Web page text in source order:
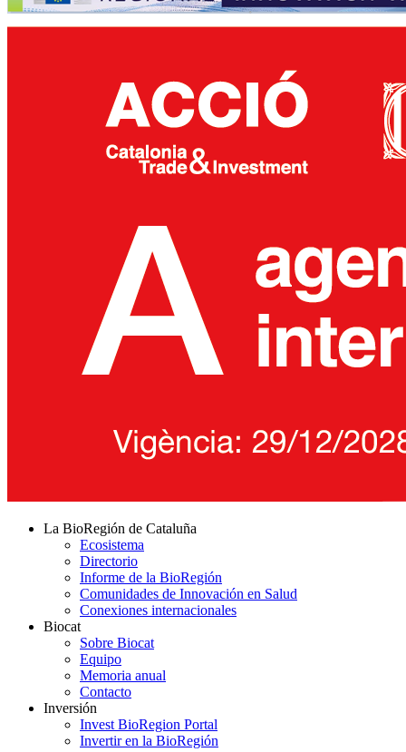
La BioRegión de Cataluña
Ecosistema
Directorio
Informe de la BioRegión
Comunidades de Innovación en Salud
Conexiones internacionales
Biocat
Sobre Biocat
Equipo
Memoria anual
Contacto
Inversión
Invest BioRegion Portal
Invertir en la BioRegión